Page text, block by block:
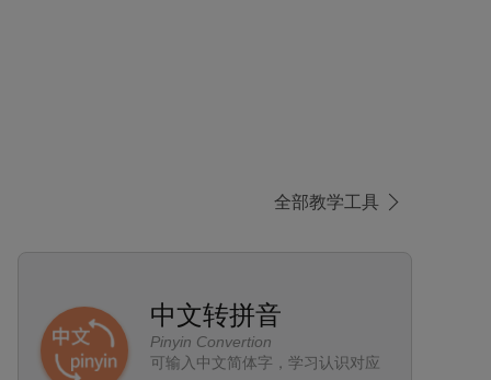
全部教学工具
中文转拼音
Pinyin Convertion
可输入中文简体字，学习认识对应